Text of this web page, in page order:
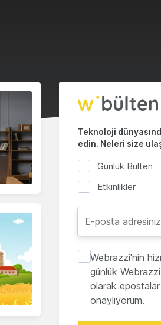
Teknoloji
edin. Neleri size
Günlük Bülten
Etkinlikler
Webrazzi'nin
günlük
olarak
onaylıyorum.